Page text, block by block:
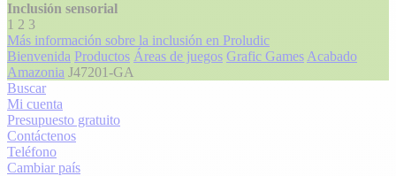
Inclusión sensorial
1 2 3
Más información sobre la inclusión en Proludic
Bienvenida Productos Áreas de juegos Grafic Games Acabado
Amazonia J47201-GA
Buscar
Mi cuenta
Presupuesto gratuito
Contáctenos
Teléfono
Cambiar país